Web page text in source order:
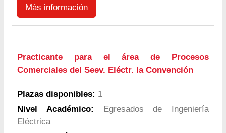
Más información
Practicante para el área de Procesos
Comerciales del Seev. Eléctr. la Convención
Plazas disponibles: 1
Nivel Académico: Egresados de Ingeniería
Eléctrica